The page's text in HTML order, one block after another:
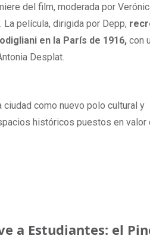
del film, moderada por
La película, dirigida por Depp,
en la París de 1916, con
Desplat.
como nuevo polo cultural y
históricos puestos en valor
a Estudiantes: el